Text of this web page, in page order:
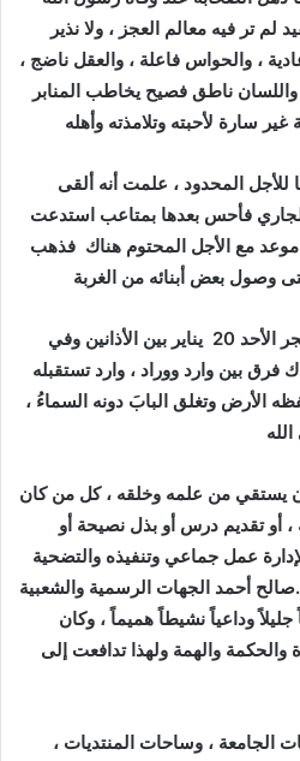
تر فيه معالم العجز ، ولا نذير
، والحواس فاعلة ، والعقل ناضج ،
واللسان ناطق فصيح يخاطب المنابر
سارة لأحبته وتلامذته وأهله
المحدود ، علمت أنه ألقى
بتاريخ 18 يناير الجاري فأحس بعدها بمتاعب استدعت
مع الأجل المحتوم هناك فذهب
وصول بعض أبنائه من الغربة
نعم قد ورد ما يرده الآخرون فجر الأحد 20 يناير بين الأذانين وفي
فرق بين وارد ووراد ، وارد تستقبله
الأرض وتغلق البابَ دونه السماءُ ،
يستقي من علمه وخلقه ، كل من كان
أو تقديم درس أو بذل نصيحة أو
عمل جماعي وتنفيذه والتضحية
أحمد الجهات الرسمية والشعبية
وداعياً نشيطاً هميماً ، وكان
والحكمة والهمة ولهذا تدافعت إلى
الجامعة ، وساحات المنتديات ،